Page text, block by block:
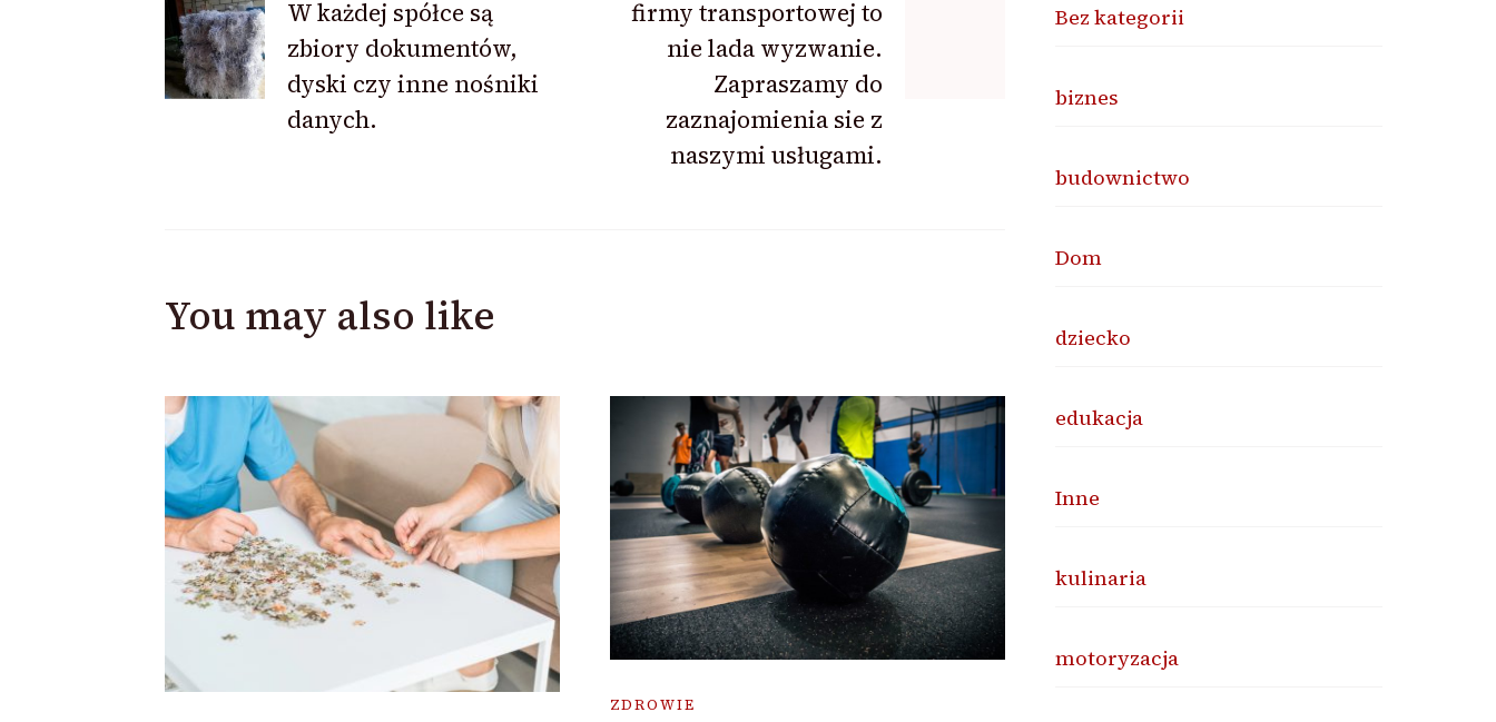
Navigation
W każdej spółce są
zbiory dokumentów,
dyski czy inne nośniki
danych.
firmy transportowej to
nie lada wyzwanie.
Zapraszamy do
zaznajomienia sie z
naszymi usługami.
You may also like
ZDROWIE
Bez kategorii
biznes
budownictwo
Dom
dziecko
edukacja
Inne
kulinaria
motoryzacja